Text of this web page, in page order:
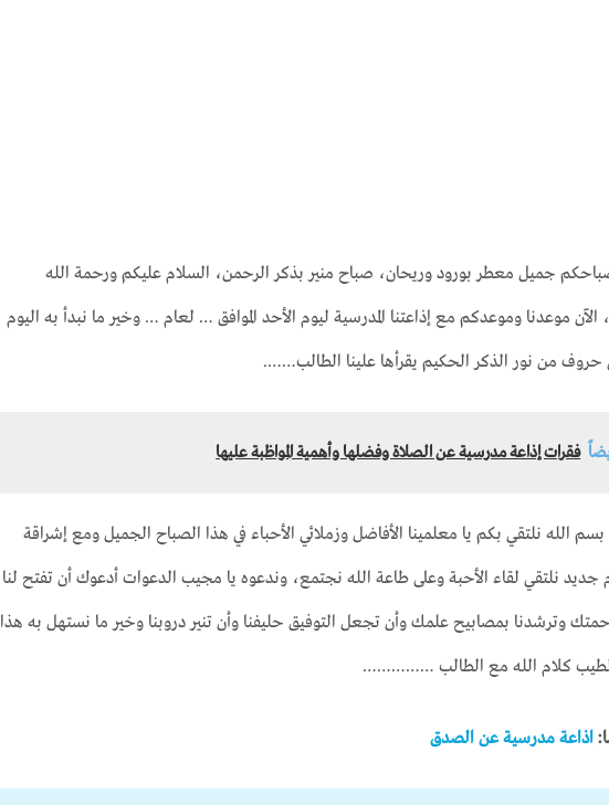
جميل معطر بورود وريحان، صباح منير بذكر الرحمن، السلام عليكم ورحمة الله
الآن موعدنا وموعدكم مع إذاعتنا المدرسية ليوم الأحد الموافق … لعام … وخير ما نبدأ به اليوم
حروف من نور الذكر الحكيم يقرأها علينا الطالب…….
فقرات إذاعة مدرسية عن الصلاة وفضلها وأهمية المواظبة عليها
بسم الله نلتقي بكم يا معلمينا الأفاضل وزملائي الأحباء في هذا الصباح الجميل ومع إشراقة
جديد نلتقي لقاء الأحبة وعلى طاعة الله نجتمع، وندعوه يا مجيب الدعوات أدعوك أن تفتح لنا
وترشدنا بمصابيح علمك وأن تجعل التوفيق حليفنا وأن تنير دروبنا وخير ما نستهل به هذا
الطيب كلام الله مع الطالب ……………
اذاعة مدرسية عن الصدق